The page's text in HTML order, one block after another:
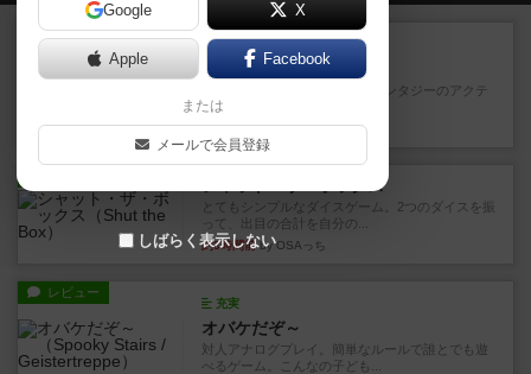
レビュー
エコーズ・オブ・タイム
カードゲームにファイナルファンタジーのアクテ
ィブタイムバトル（もしくは...
約3時間前by ジェイとと
シャット・ザ・ボックス
とてもシンプルなダイスゲーム。2つのダイスを振
って、出目の合計を自分の...
約3時間前by OSAっち
レビュー
充実
オバケだぞ～
対人アナログプレイ。簡単なルールで誰とでも遊
べるゲーム。こんなの子ども...
Google X
Apple Facebook
または
メールで会員登録
しばらく表示しない